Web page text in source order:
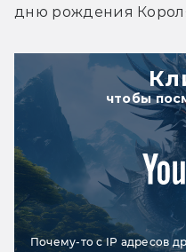
дню рождения
чтобы
Почему-то с IP адресов